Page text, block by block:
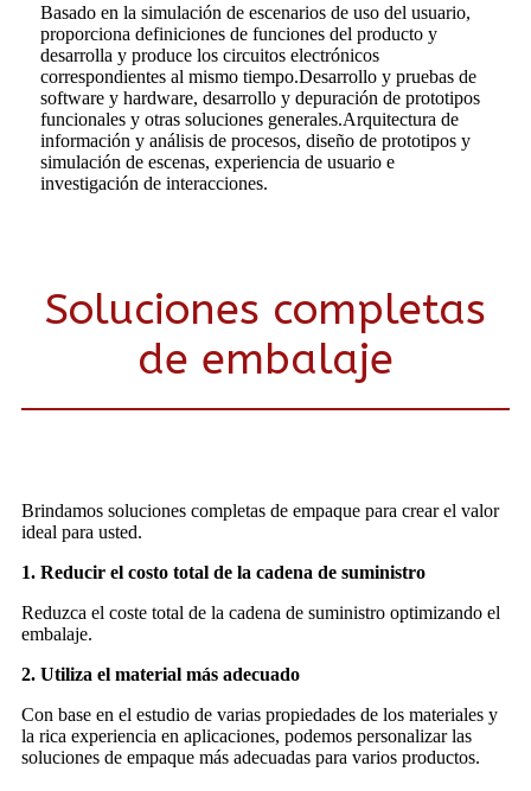
Basado en la simulación de escenarios de uso del usuario,
proporciona definiciones de funciones del producto y
desarrolla y produce los circuitos electrónicos
correspondientes al mismo tiempo.Desarrollo y pruebas de
software y hardware, desarrollo y depuración de prototipos
funcionales y otras soluciones generales.Arquitectura de
información y análisis de procesos, diseño de prototipos y
simulación de escenas, experiencia de usuario e
investigación de interacciones.
Soluciones completas
de embalaje
Brindamos soluciones completas de empaque para crear el valor
ideal para usted.
1. Reducir el costo total de la cadena de suministro
Reduzca el coste total de la cadena de suministro optimizando el
embalaje.
2. Utiliza el material más adecuado
Con base en el estudio de varias propiedades de los materiales y
la rica experiencia en aplicaciones, podemos personalizar las
soluciones de empaque más adecuadas para varios productos.